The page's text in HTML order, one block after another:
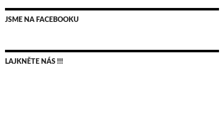
JSME NA FACEBOOKU
LAJKNĚTE NÁS !!!